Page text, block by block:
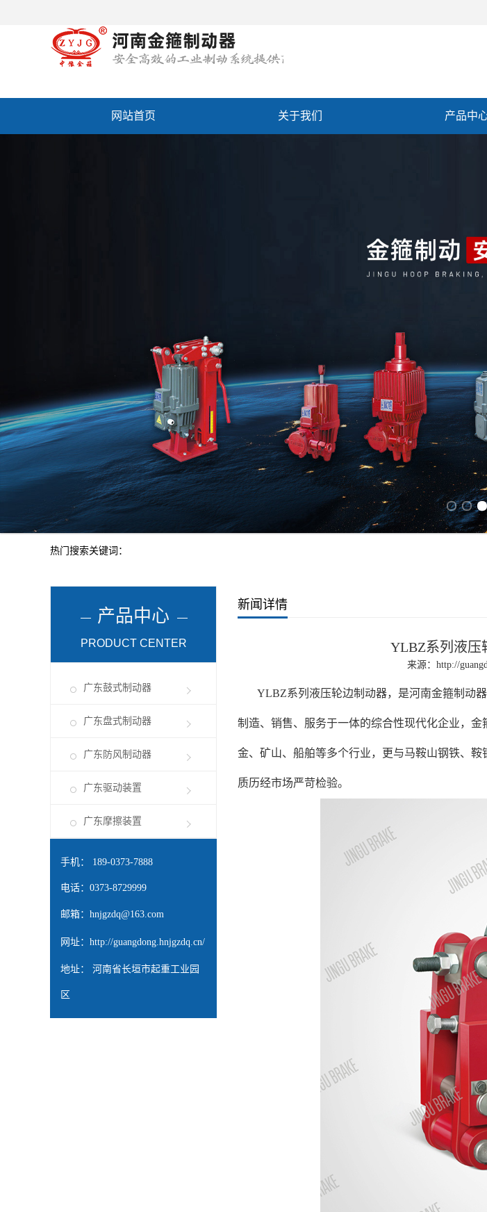
网站首页 关于我们 产品中
热门搜索关键词：
产品中心
PRODUCT CENTER
广东鼓式制动器
广东盘式制动器
广东防风制动器
广东驱动装置
广东摩擦装置
手机： 189-0373-7888
电话：0373-8729999
邮箱： hnjgzdq@163.com
网址： http://guangdong.hnjgzdq.cn/
地址： 河南省长垣市起重工业园
区
新闻详情
YLBZ系列液压
来源： http://
YLBZ系列液压轮边制动器，是河南金箍制动
制造、销售、服务于一体的综合性现代化企业，
金、矿山、船舶等多个行业，更与马鞍山钢铁、
质历经市场严苛检验。